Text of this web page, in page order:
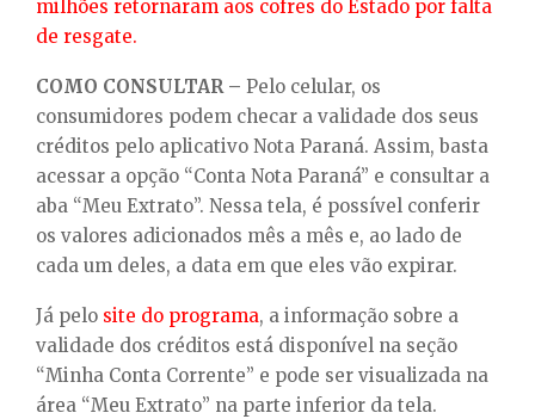
milhões retornaram aos cofres do Estado por falta
de resgate.
COMO CONSULTAR – Pelo celular, os
consumidores podem checar a validade dos seus
créditos pelo aplicativo Nota Paraná. Assim, basta
acessar a opção “Conta Nota Paraná” e consultar a
aba “Meu Extrato”. Nessa tela, é possível conferir
os valores adicionados mês a mês e, ao lado de
cada um deles, a data em que eles vão expirar.
Já pelo site do programa, a informação sobre a
validade dos créditos está disponível na seção
“Minha Conta Corrente” e pode ser visualizada na
área “Meu Extrato” na parte inferior da tela.